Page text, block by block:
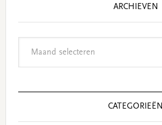
ARCHIEVEN
CATEGORIEËN